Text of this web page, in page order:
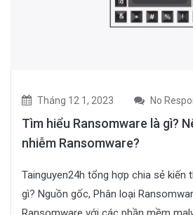
Tháng 12 1, 2023 No
Tìm hiểu Ransomware là gì?
nhiễm Ransomware?
Tainguyen24h tổng hợp chia sẻ kiến
gì? Nguồn gốc, Phân loại